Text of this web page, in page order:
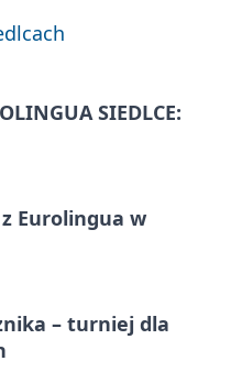
SIEDLCE:
Eurolingua w
– turniej dla